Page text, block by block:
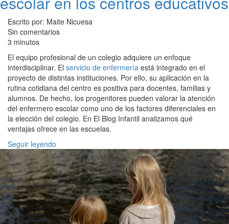
Escrito por: Maite Nicuesa
Sin comentarios
3 minutos
El equipo profesional de un colegio adquiere un enfoque
interdisciplinar. El servicio de enfermería está integrado en el
proyecto de distintas instituciones. Por ello, su aplicación en la
rutina cotidiana del centro es positiva para docentes, familias y
alumnos. De hecho, los progenitores pueden valorar la atención
del enfermero escolar como uno de los factores diferenciales en
la elección del colegio. En El Blog Infantil analizamos qué
ventajas ofrece en las escuelas.
Seguir leyendo